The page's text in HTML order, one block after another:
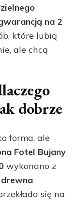
na 2
które lubią
ale chcą
dobrze
forma, ale
Fotel Bujany
wykonano z
się na